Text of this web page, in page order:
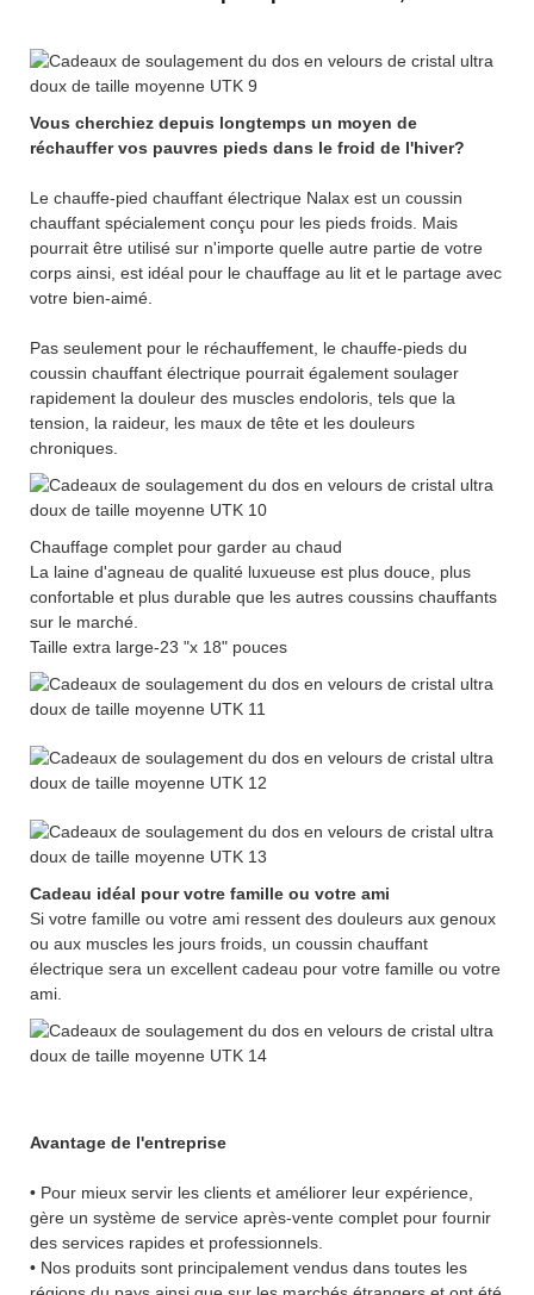
Vous cherchiez depuis longtemps un moyen de
réchauffer vos pauvres pieds dans le froid de l'hiver?
Le chauffe-pied chauffant électrique Nalax est un coussin
chauffant spécialement conçu pour les pieds froids. Mais
pourrait être utilisé sur n'importe quelle autre partie de votre
corps ainsi, est idéal pour le chauffage au lit et le partage avec
votre bien-aimé.
Pas seulement pour le réchauffement, le chauffe-pieds du
coussin chauffant électrique pourrait également soulager
rapidement la douleur des muscles endoloris, tels que la
tension, la raideur, les maux de tête et les douleurs
chroniques.
Chauffage complet pour garder au chaud
La laine d'agneau de qualité luxueuse est plus douce, plus
confortable et plus durable que les autres coussins chauffants
sur le marché.
Taille extra large-23 "x 18" pouces
Cadeau idéal pour votre famille ou votre ami
Si votre famille ou votre ami ressent des douleurs aux genoux
ou aux muscles les jours froids, un coussin chauffant
électrique sera un excellent cadeau pour votre famille ou votre
ami.
Avantage de l'entreprise
• Pour mieux servir les clients et améliorer leur expérience,
gère un système de service après-vente complet pour fournir
des services rapides et professionnels.
• Nos produits sont principalement vendus dans toutes les